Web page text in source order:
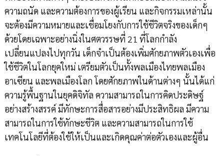
ความถนัด และความต้องการของผู้เรียน และกิจกรรมเหล่านั้น
จะต้องมีความหมายและเชื่อมโยงกับการใช้ชีวิตจริงของเด็กๆ
ด้วยโดยเฉพาะอย่างนิ่งในศตวรรษที่ 21 ที่โลกกำลัง
เปลี่ยนแปลงไปทุกวัน เด็กจำเป็นต้องเพิ่มศักยภาพตัวเองเพื่อ
ใช้ชีวิตในโลกยุคใหม่ เตรียมตัวเป็นทั้งพลเมืองไทยพลเมือง
อาเซียน และพลเมืองโลก โดยศักยภาพในด้านต่างๆ นั้นได้แก่
ความรู้พื้นฐานในยุคดิจิทัล ความสามารถในการคิดประดิษฐ์
อย่างสร้างสรรค์ มีทักษะการสื่อสารอย่างมีประสิทธิผล มีความ
สามารถในการใช้ทักษะชีวิต และความสามารถในการใช้
เทคโนโลยีที่ต้องใช้ให้เป็นและเกิดคุณค่าต่อตัวเองและผู้อื่น